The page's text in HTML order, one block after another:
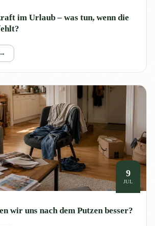
im Urlaub – was tun, wenn die
→
9
JUL
wir uns nach dem Putzen besser?